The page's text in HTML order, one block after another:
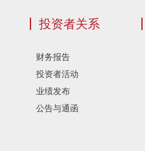
投资者关系
财务报告
投资者活动
业绩发布
公告与通函